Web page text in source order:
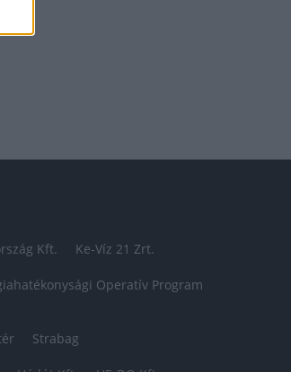
Kft. Ke-Víz 21 Zrt.
Operatív Program
Strabag